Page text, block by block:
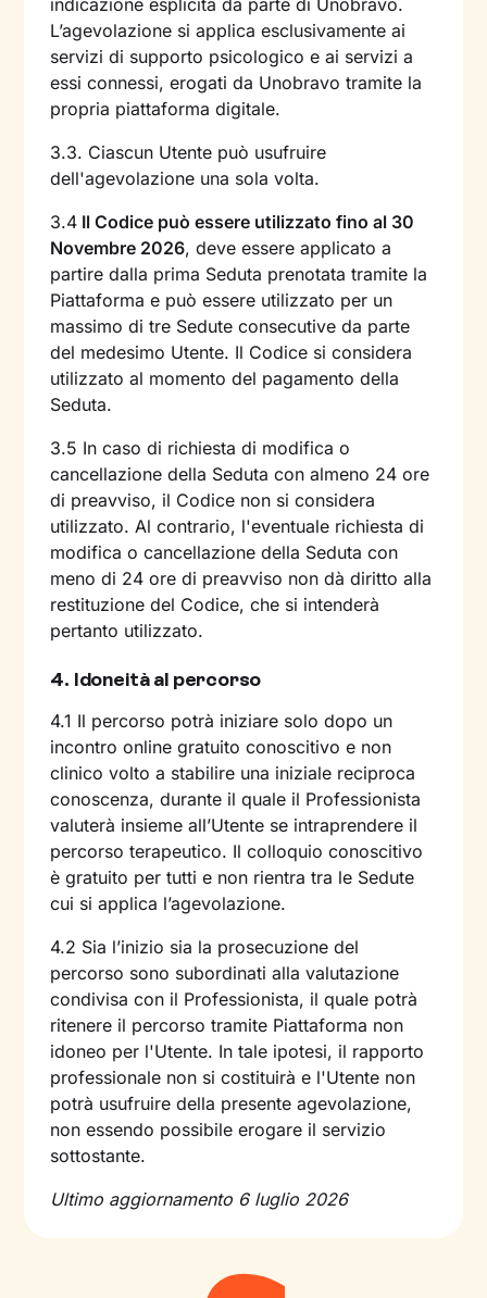
L’agevolazione si applica esclusivamente ai
servizi di supporto psicologico e ai servizi a
essi connessi, erogati da Unobravo tramite la
propria piattaforma digitale.
3.3. Ciascun Utente può usufruire
dell'agevolazione una sola volta.
3.4 Il Codice può essere utilizzato fino al 30
Novembre 2026, deve essere applicato a
partire dalla prima Seduta prenotata tramite la
Piattaforma e può essere utilizzato per un
massimo di tre Sedute consecutive da parte
del medesimo Utente. Il Codice si considera
utilizzato al momento del pagamento della
Seduta.
3.5 In caso di richiesta di modifica o
cancellazione della Seduta con almeno 24 ore
di preavviso, il Codice non si considera
utilizzato. Al contrario, l'eventuale richiesta di
modifica o cancellazione della Seduta con
meno di 24 ore di preavviso non dà diritto alla
restituzione del Codice, che si intenderà
pertanto utilizzato.
4. Idoneità al percorso
4.1 Il percorso potrà iniziare solo dopo un
incontro online gratuito conoscitivo e non
clinico volto a stabilire una iniziale reciproca
conoscenza, durante il quale il Professionista
valuterà insieme all’Utente se intraprendere il
percorso terapeutico. Il colloquio conoscitivo
è gratuito per tutti e non rientra tra le Sedute
cui si applica l’agevolazione.
4.2 Sia l’inizio sia la prosecuzione del
percorso sono subordinati alla valutazione
condivisa con il Professionista, il quale potrà
ritenere il percorso tramite Piattaforma non
idoneo per l'Utente. In tale ipotesi, il rapporto
professionale non si costituirà e l'Utente non
potrà usufruire della presente agevolazione,
non essendo possibile erogare il servizio
sottostante.
Ultimo aggiornamento 6 luglio 2026